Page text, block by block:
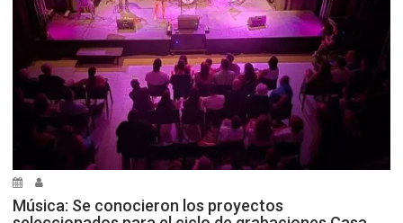
Música: Se conocieron los proyectos